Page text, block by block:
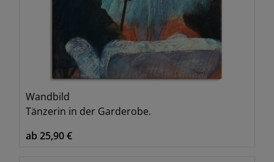
Wandbild
Tänzerin in der Garderobe.
ab 25,90 €